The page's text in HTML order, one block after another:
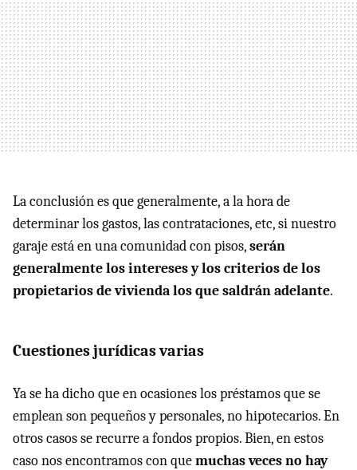
La conclusión es que generalmente, a la hora de
determinar los gastos, las contrataciones, etc, si nuestro
garaje está en una comunidad con pisos,serán
generalmente los intereses y los criterios de los
propietarios de vivienda los que saldrán adelante.
Cuestiones jurídicas varias
Ya se ha dicho que en ocasiones los préstamos que se
emplean son pequeños y personales, no hipotecarios. En
otros casos se recurre a fondos propios. Bien, en estos
caso nos encontramos con quemuchas veces no hay